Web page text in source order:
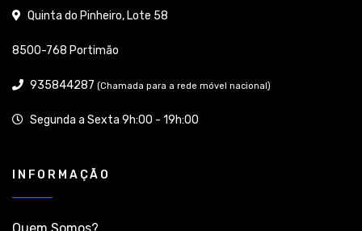
Quinta do Pinheiro, Lote 58
8500-768 Portimão
935844287 (Chamada para a rede móvel nacional)
Segunda a Sexta 9h:00 - 19h:00
INFORMAÇÃO
Quem Somos?